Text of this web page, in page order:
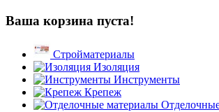
Ваша корзина пуста!
Стройматериалы
Изоляция
Инструменты
Крепеж